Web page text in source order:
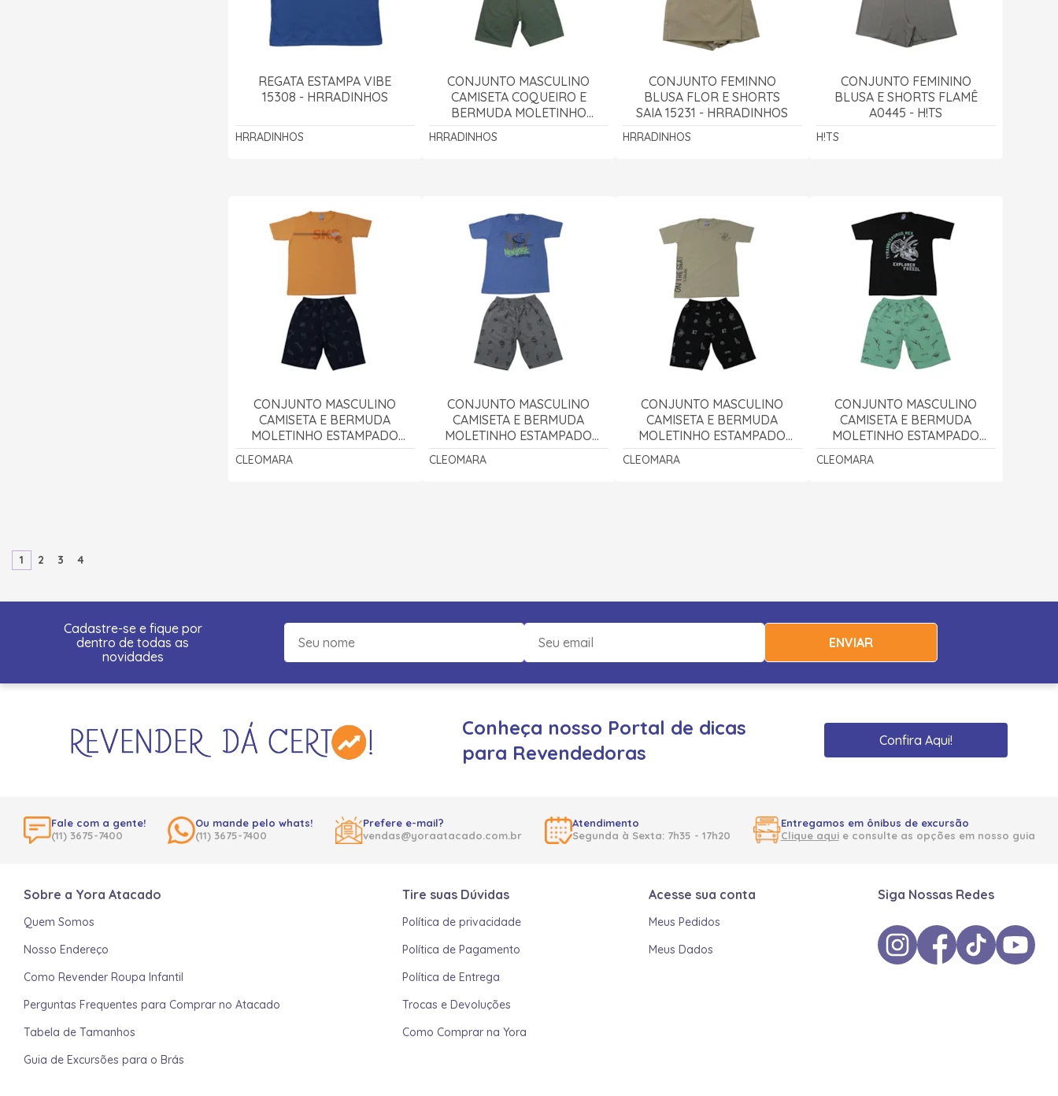
REGATA ESTAMPA VIBE
15308 - HRRADINHOS
HRRADINHOS
CONJUNTO MASCULINO
CAMISETA COQUEIRO E
BERMUDA MOLETINHO
15295 - HRRADINHOS
HRRADINHOS
CONJUNTO FEMINNO
BLUSA FLOR E SHORTS
SAIA 15231 - HRRADINHOS
HRRADINHOS
CONJUNTO FEMININO
BLUSA E SHORTS FLAMÊ
A0445 - H!TS
H!TS
CONJUNTO MASCULINO
CAMISETA E BERMUDA
MOLETINHO ESTAMPADO
SK8 3100 - CLEOMARA
CLEOMARA
CONJUNTO MASCULINO
CAMISETA E BERMUDA
MOLETINHO ESTAMPADO
BASKETBALL 3100 -
CLEOMARA
CLEOMARA
CONJUNTO MASCULINO
CAMISETA E BERMUDA
MOLETINHO ESTAMPADO
COQUEIRO 3100 -
CLEOMARA
CLEOMARA
CONJUNTO MASCULINO
CAMISETA E BERMUDA
MOLETINHO ESTAMPADO
TYRANOSSAURO 3100 -
CLEOMARA
CLEOMARA
1 2 3 4
Cadastre-se e fique por
dentro de todas as
novidades
ENVIAR
Conheça nosso Portal de dicas
para Revendedoras
Confira Aqui!
Fale com a gente!
(11) 3675-7400
Ou mande pelo whats!
(11) 3675-7400
Prefere e-mail?
vendas@yoraatacado.com.br
Atendimento
Segunda à Sexta: 7h35 - 17h20
Entregamos em ônibus de excursão
Clique aquie consulte as opções em nosso guia
Sobre a Yora Atacado
Quem Somos
Nosso Endereço
Como Revender Roupa Infantil
Perguntas Frequentes para Comprar no Atacado
Tabela de Tamanhos
Guia de Excursões para o Brás
Tire suas Dúvidas
Política de privacidade
Política de Pagamento
Política de Entrega
Trocas e Devoluções
Como Comprar na Yora
Acesse sua conta
Meus Pedidos
Meus Dados
Siga Nossas Redes